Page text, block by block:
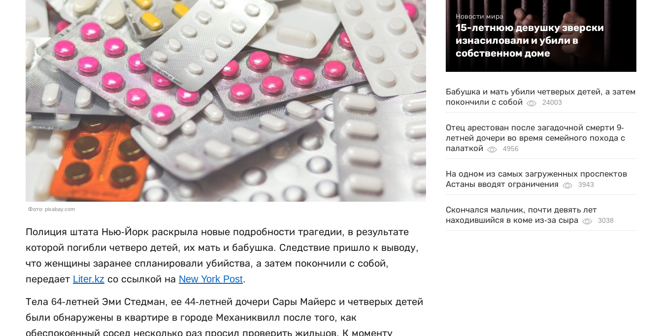
Фото: pixabay.com
Полиция штата Нью-Йорк раскрыла новые подробности трагедии, в результате
которой погибли четверо детей, их мать и бабушка. Следствие пришло к выводу,
что женщины заранее спланировали убийства, а затем покончили с собой,
передает Liter.kz со ссылкой на New York Post.
Тела 64-летней Эми Стедман, ее 44-летней дочери Сары Майерс и четверых детей
были обнаружены в квартире в городе Механиквилл после того, как
обеспокоенный сосед несколько раз просил проверить жильцов. К моменту
Новости мира
15-летнюю девушку зверски
изнасиловали и убили в
собственном доме
Бабушка и мать убили четверых детей, а затем
покончили с собой
24003
Отец арестован после загадочной смерти 9-
летней дочери во время семейного похода с
палаткой
4956
На одном из самых загруженных проспектов
Астаны вводят ограничения
3943
Скончался мальчик, почти девять лет
находившийся в коме из-за сыра
3038